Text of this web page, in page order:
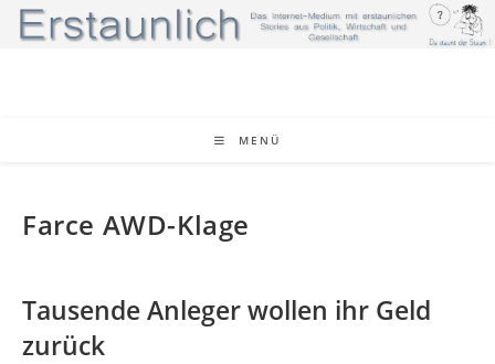
Zum
Inhalt
MENÜ
Farce AWD-Klage
Tausende Anleger wollen ihr Geld
zurück